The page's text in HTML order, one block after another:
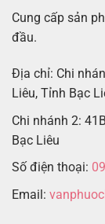
Cung cấp sản
đầu.
Địa chỉ: Chi
Liêu, Tỉnh Bạc
Chi nhánh 2:
Bạc Liêu
Số điện thoại:
Email: